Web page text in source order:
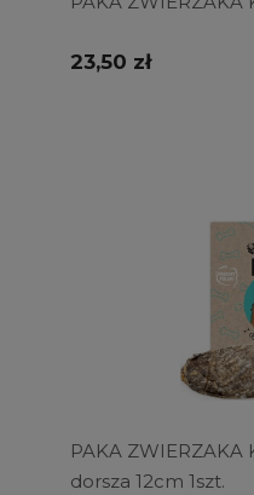
23,50 zł
PAKA
dorsza 12cm 1szt.